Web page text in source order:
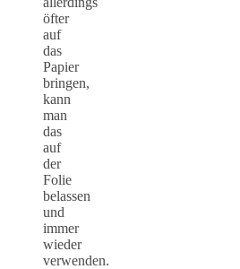
öfter
auf
das
Papier
bringen,
kann
man
das
auf
der
Folie
belassen
und
immer
wieder
verwenden.